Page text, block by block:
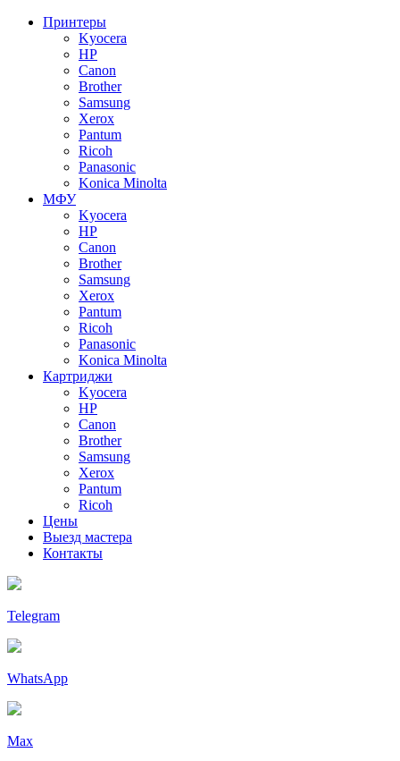
Принтеры
Kyocera
HP
Canon
Brother
Samsung
Xerox
Pantum
Ricoh
Panasonic
Konica Minolta
МФУ
Kyocera
HP
Canon
Brother
Samsung
Xerox
Pantum
Ricoh
Panasonic
Konica Minolta
Картриджи
Kyocera
HP
Canon
Brother
Samsung
Xerox
Pantum
Ricoh
Цены
Выезд мастера
Контакты
Telegram
WhatsApp
Max